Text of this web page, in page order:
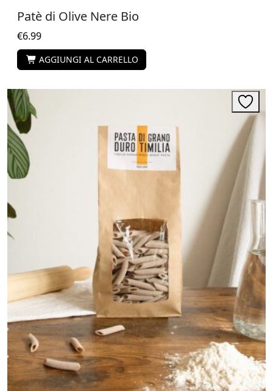
Patè di Olive Nere Bio
€6.99
AGGIUNGI AL CARRELLO